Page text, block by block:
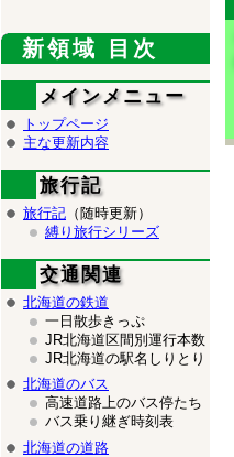
新領域 目次
メインメニュー
トップページ
主な更新内容
旅行記
旅行記 （随時更新）
縛り旅行シリーズ
交通関連
北海道の鉄道
一日散歩きっぷ
JR北海道区間別運行本数
JR北海道の駅名しりとり
北海道のバス
高速道路上のバス停たち
バス乗り継ぎ時刻表
北海道の道路